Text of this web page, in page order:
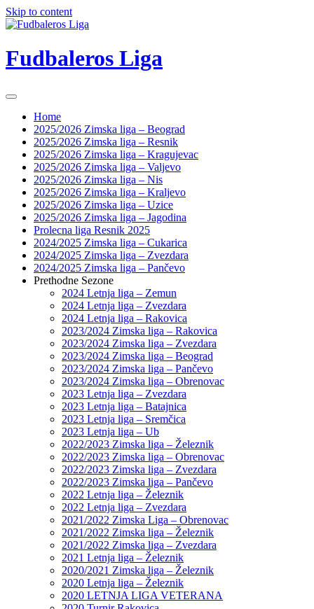
Skip to content
Fudbaleros Liga
Home
2025/2026 Zimska liga – Beograd
2025/2026 Zimska liga – Resnik
2025/2026 Zimska liga – Kragujevac
2025/2026 Zimska liga – Valjevo
2025/2026 Zimska liga – Nis
2025/2026 Zimska liga – Kraljevo
2025/2026 Zimska liga – Uzice
2025/2026 Zimska liga – Jagodina
Prolecna liga Resnik 2025
2024/2025 Zimska liga – Cukarica
2024/2025 Zimska liga – Zvezdara
2024/2025 Zimska liga – Pančevo
Prethodne Sezone
2024 Letnja liga – Zemun
2024 Letnja liga – Zvezdara
2024 Letnja liga – Rakovica
2023/2024 Zimska liga – Rakovica
2023/2024 Zimska liga – Zvezdara
2023/2024 Zimska liga – Beograd
2023/2024 Zimska liga – Pančevo
2023/2024 Zimska liga – Obrenovac
2023 Letnja liga – Zvezdara
2023 Letnja liga – Batajnica
2023 Letnja liga – Sremčica
2023 Letnja liga – Ub
2022/2023 Zimska liga – Železnik
2022/2023 Zimska liga – Obrenovac
2022/2023 Zimska liga – Zvezdara
2022/2023 Zimska liga – Pančevo
2022 Letnja liga – Železnik
2022 Letnja liga – Zvezdara
2021/2022 Zimska Liga – Obrenovac
2021/2022 Zimska liga – Železnik
2021/2022 Zimska liga – Zvezdara
2021 Letnja liga – Železnik
2020/2021 Zimska liga – Železnik
2020 Letnja liga – Železnik
2020 LETNJA LIGA VETERANA